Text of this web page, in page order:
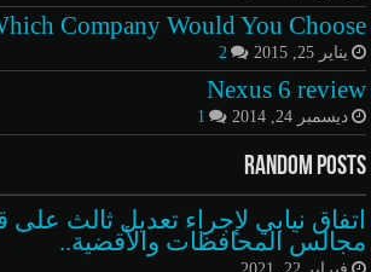
Company Would You Choose?
يناير 25, 2015 2
Nexus 6 review
ديسمبر 24, 2014 1
Random Posts
اتفاق نيابي لإجراء تعديل ثالث على
مجالس المحافظات والأقضية..